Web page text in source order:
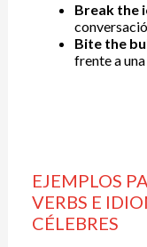
Break the
Bite the
frente a
EJEMPLOS
VERBS E
CÉLEBRES